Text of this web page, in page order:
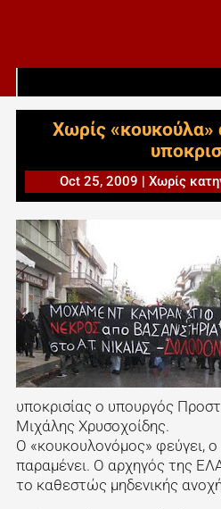
Χωρίς
Oct 25, 2009 | Χωρίς
υποκρισίας ο υπουργός
Μιχάλης Χρυσοχοίδης.
Ο «κουκουλονόμος» φεύγει,
παραμένει. Ο αρχηγός της
το καθεστώς μηδενικής